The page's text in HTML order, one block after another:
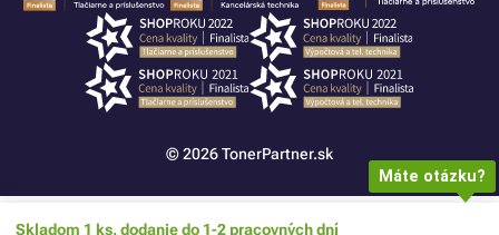
Skladom 1 ks, dodanie do 1-2 pracovných dní
© 2026 TonerPartner.sk
Máte otázku?